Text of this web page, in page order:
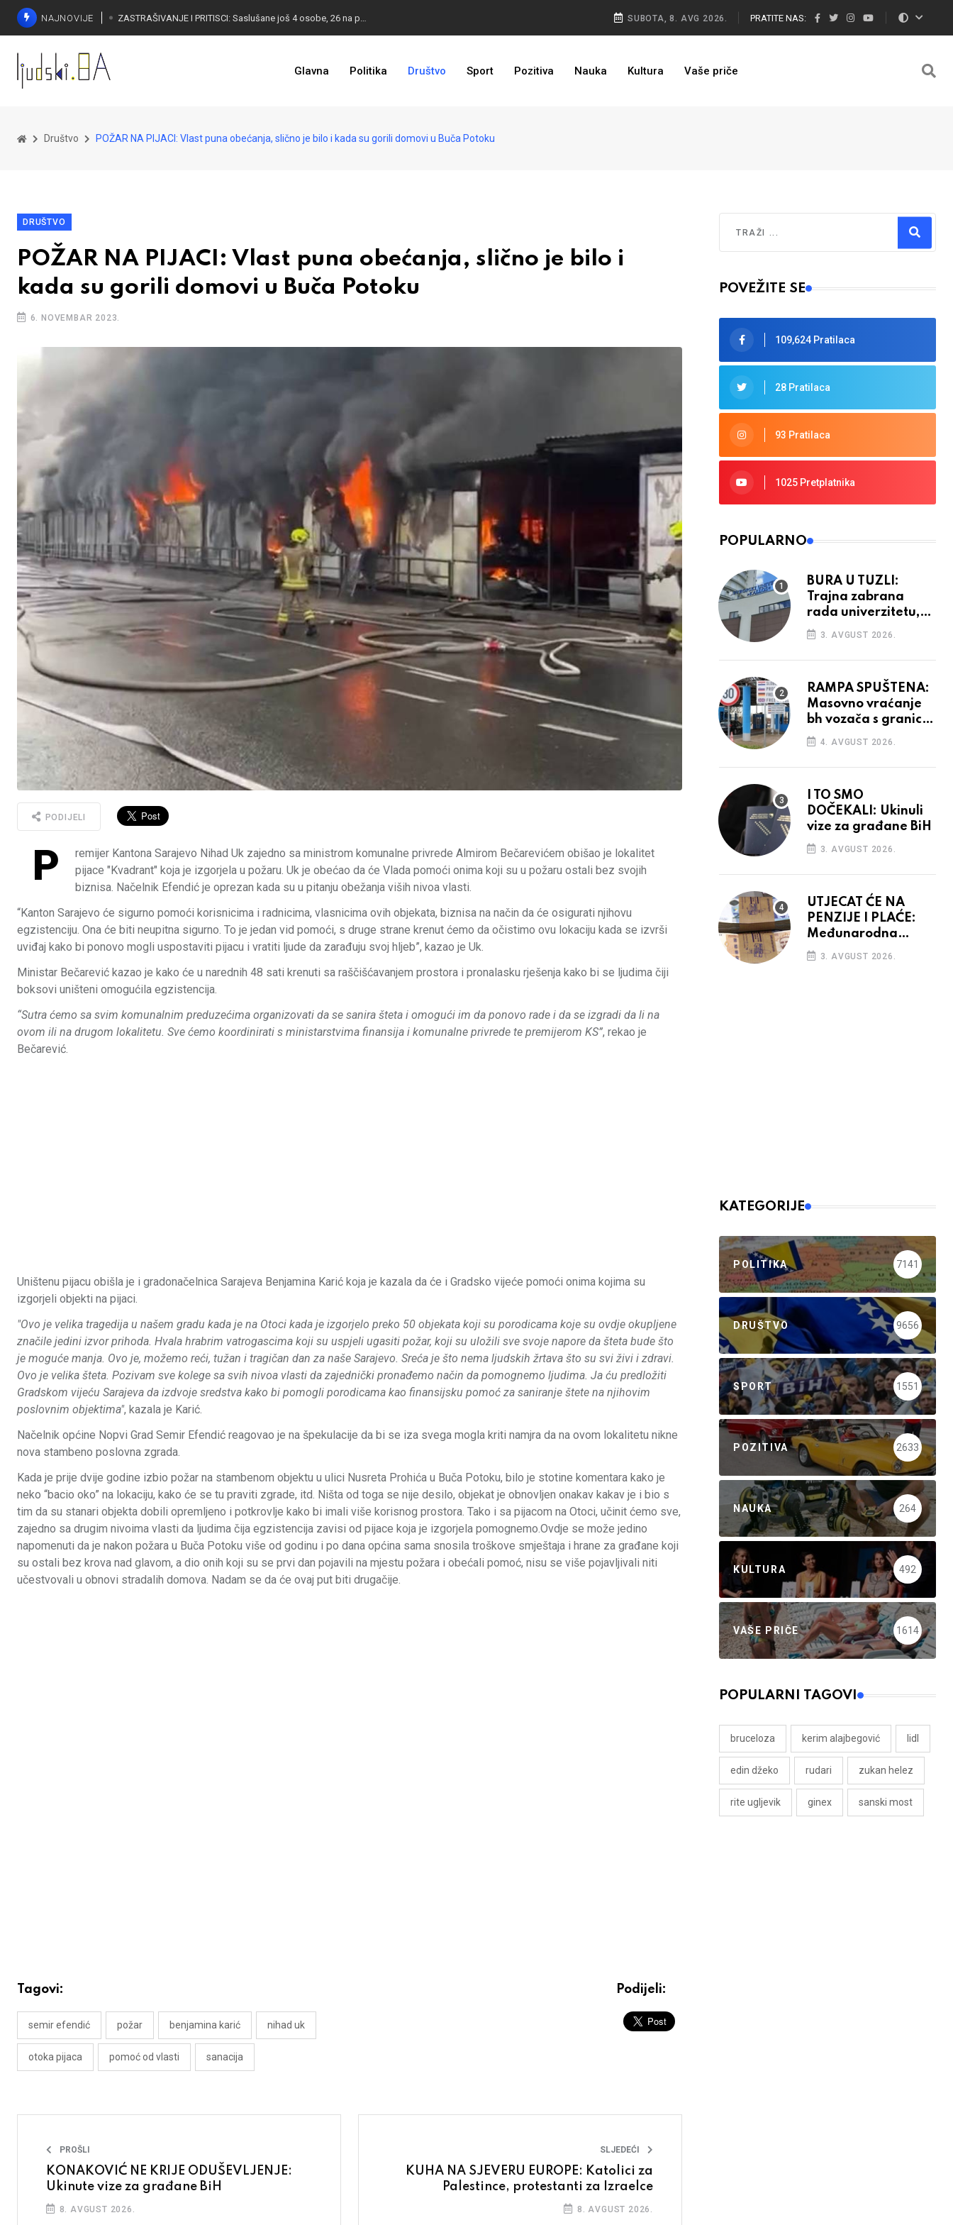
NAJNOVIJE SUBOTA, 8. AVG 2026. PRATITE NAS:
Glavna Politika Društvo Sport Pozitiva Nauka Kultura Vaše priče
Društvo POŽAR NA PIJACI: Vlast puna obećanja, slično je bilo i kada su gorili domovi u Buča Potoku
DRUŠTVO
POŽAR NA PIJACI: Vlast puna obećanja, slično je bilo i
kada su gorili domovi u Buča Potoku
6. NOVEMBAR 2023.
PODIJELI
P
remijer Kantona Sarajevo Nihad Uk zajedno sa ministrom komunalne privrede Almirom Bečarevićem obišao je lokalitet
pijace "Kvadrant" koja je izgorjela u požaru. Uk je obećao da će Vlada pomoći onima koji su u požaru ostali bez svojih
biznisa. Načelnik Efendić je oprezan kada su u pitanju obežanja viših nivoa vlasti.
“Kanton Sarajevo će sigurno pomoći korisnicima i radnicima, vlasnicima ovih objekata, biznisa na način da će osigurati njihovu
egzistenciju. Ona će biti neupitna sigurno. To je jedan vid pomoći, s druge strane krenut ćemo da očistimo ovu lokaciju kada se izvrši
uviđaj kako bi ponovo mogli uspostaviti pijacu i vratiti ljude da zarađuju svoj hljeb”, kazao je Uk.
Ministar Bečarević kazao je kako će u narednih 48 sati krenuti sa raščišćavanjem prostora i pronalasku rješenja kako bi se ljudima čiji
boksovi uništeni omogućila egzistencija.
“Sutra ćemo sa svim komunalnim preduzećima organizovati da se sanira šteta i omogući im da ponovo rade i da se izgradi da li na
ovom ili na drugom lokalitetu. Sve ćemo koordinirati s ministarstvima finansija i komunalne privrede te premijerom KS”, rekao je
Bečarević.
Uništenu pijacu obišla je i gradonačelnica Sarajeva Benjamina Karić koja je kazala da će i Gradsko vijeće pomoći onima kojima su
izgorjeli objekti na pijaci.
"Ovo je velika tragedija u našem gradu kada je na Otoci kada je izgorjelo preko 50 objekata koji su porodicama koje su ovdje okupljene
značile jedini izvor prihoda. Hvala hrabrim vatrogascima koji su uspjeli ugasiti požar, koji su uložili sve svoje napore da šteta bude što
je moguće manja. Ovo je, možemo reći, tužan i tragičan dan za naše Sarajevo. Sreća je što nema ljudskih žrtava što su svi živi i zdravi.
Ovo je velika šteta. Pozivam sve kolege sa svih nivoa vlasti da zajednički pronađemo način da pomognemo ljudima. Ja ću predložiti
Gradskom vijeću Sarajeva da izdvoje sredstva kako bi pomogli porodicama kao finansijsku pomoć za saniranje štete na njihovim
poslovnim objektima", kazala je Karić.
Načelnik općine Nopvi Grad Semir Efendić reagovao je na špekulacije da bi se iza svega mogla kriti namjra da na ovom lokalitetu nikne
nova stambeno poslovna zgrada.
Kada je prije dvije godine izbio požar na stambenom objektu u ulici Nusreta Prohića u Buča Potoku, bilo je stotine komentara kako je
neko “bacio oko” na lokaciju, kako će se tu praviti zgrade, itd. Ništa od toga se nije desilo, objekat je obnovljen onakav kakav je i bio s
tim da su stanari objekta dobili opremljeno i potkrovlje kako bi imali više korisnog prostora. Tako i sa pijacom na Otoci, učinit ćemo sve,
zajedno sa drugim nivoima vlasti da ljudima čija egzistencija zavisi od pijace koja je izgorjela pomognemo.Ovdje se može jedino
napomenuti da je nakon požara u Buča Potoku više od godinu i po dana općina sama snosila troškove smještaja i hrane za građane koji
su ostali bez krova nad glavom, a dio onih koji su se prvi dan pojavili na mjestu požara i obećali pomoć, nisu se više pojavljivali niti
učestvovali u obnovi stradalih domova. Nadam se da će ovaj put biti drugačije.
Tagovi:
semir efendić požar benjamina karić nihad uk
otoka pijaca pomoć od vlasti sanacija
Podijeli:
PROŠLI
KONAKOVIĆ NE KRIJE ODUŠEVLJENJE:
Ukinute vize za građane BiH
8. AVGUST 2026.
SLJEDEĆI
KUHA NA SJEVERU EUROPE: Katolici za
Palestince, protestanti za Izraelce
8. AVGUST 2026.
Type 2 or more characters for results.
POVEŽITE SE
109,624 Pratilaca
28 Pratilaca
93 Pratilaca
1025 Pretplatnika
POPULARNO
BURA U TUZLI:
Trajna zabrana
rada univerzitetu,
provedba sudskih
odluka
3. AVGUST 2026.
RAMPA SPUŠTENA:
Masovno vraćanje
bh vozača s granica
EU, protesti na
vidiku
4. AVGUST 2026.
I TO SMO
DOČEKALI: Ukinuli
vize za građane BiH
3. AVGUST 2026.
UTJECAT ĆE NA
PENZIJE I PLAĆE:
Međunarodna
agencija potvrdila
kreditni rejting BiH
3. AVGUST 2026.
KATEGORIJE
POLITIKA 7141
DRUŠTVO 9656
SPORT 1551
POZITIVA 2633
NAUKA 264
KULTURA 492
VAŠE PRIČE 1614
POPULARNI TAGOVI
bruceloza kerim alajbegović lidl
edin džeko rudari zukan helez
rite ugljevik ginex sanski most